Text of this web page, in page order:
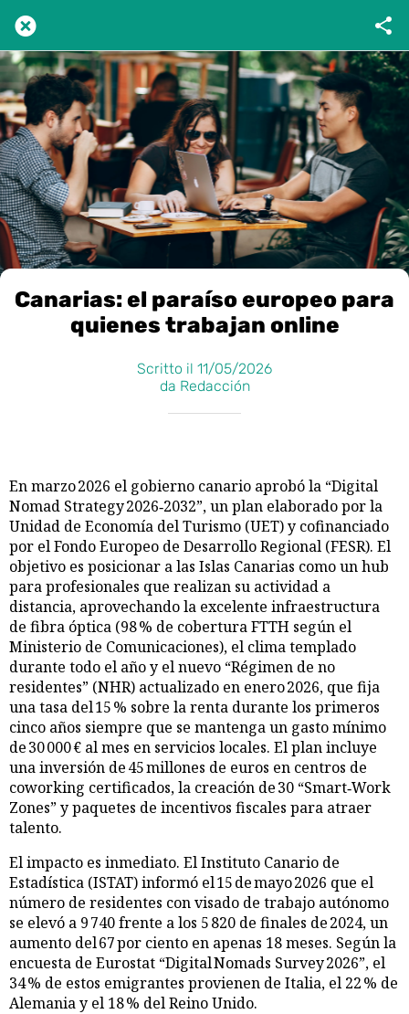
Canarias: el paraíso europeo para
quienes trabajan online
Scritto il 11/05/2026
da Redacción
En marzo 2026 el gobierno canario aprobó la “Digital
Nomad Strategy 2026‑2032”, un plan elaborado por la
Unidad de Economía del Turismo (UET) y cofinanciado
por el Fondo Europeo de Desarrollo Regional (FESR). El
objetivo es posicionar a las Islas Canarias como un hub
para profesionales que realizan su actividad a
distancia, aprovechando la excelente infraestructura
de fibra óptica (98 % de cobertura FTTH según el
Ministerio de Comunicaciones), el clima templado
durante todo el año y el nuevo “Régimen de no
residentes” (NHR) actualizado en enero 2026, que fija
una tasa del 15 % sobre la renta durante los primeros
cinco años siempre que se mantenga un gasto mínimo
de 30 000 € al mes en servicios locales. El plan incluye
una inversión de 45 millones de euros en centros de
coworking certificados, la creación de 30 “Smart‑Work
Zones” y paquetes de incentivos fiscales para atraer
talento.
El impacto es inmediato. El Instituto Canario de
Estadística (ISTAT) informó el 15 de mayo 2026 que el
número de residentes con visado de trabajo autónomo
se elevó a 9 740 frente a los 5 820 de finales de 2024, un
aumento del 67 por ciento en apenas 18 meses. Según la
encuesta de Eurostat “Digital Nomads Survey 2026”, el
34 % de estos emigrantes provienen de Italia, el 22 % de
Alemania y el 18 % del Reino Unido.